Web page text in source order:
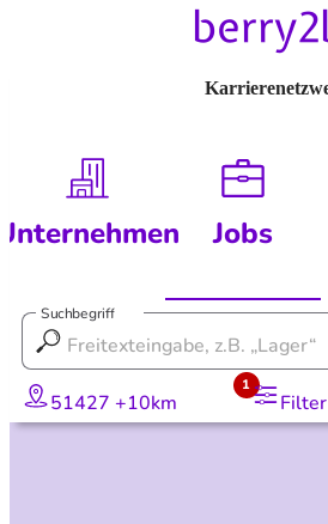
Jobs
Suchbegriff
51427 +10km Filter
1